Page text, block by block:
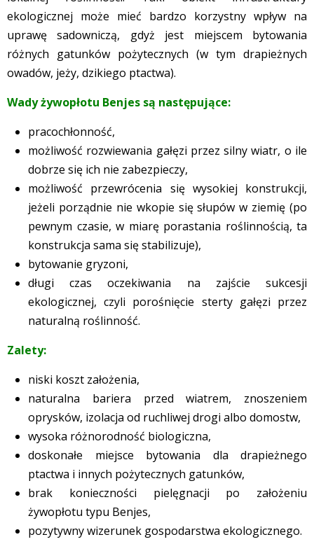
ekologicznej może mieć bardzo korzystny wpływ na
uprawę sadowniczą, gdyż jest miejscem bytowania
różnych gatunków pożytecznych (w tym drapieżnych
owadów, jeży, dzikiego ptactwa).
Wady żywopłotu Benjes są następujące:
pracochłonność,
możliwość rozwiewania gałęzi przez silny wiatr, o ile
dobrze się ich nie zabezpieczy,
możliwość przewrócenia się wysokiej konstrukcji,
jeżeli porządnie nie wkopie się słupów w ziemię (po
pewnym czasie, w miarę porastania roślinnością, ta
konstrukcja sama się stabilizuje),
bytowanie gryzoni,
długi czas oczekiwania na zajście sukcesji
ekologicznej, czyli porośnięcie sterty gałęzi przez
naturalną roślinność.
Zalety:
niski koszt założenia,
naturalna bariera przed wiatrem, znoszeniem
oprysków, izolacja od ruchliwej drogi albo domostw,
wysoka różnorodność biologiczna,
doskonałe miejsce bytowania dla drapieżnego
ptactwa i innych pożytecznych gatunków,
brak konieczności pielęgnacji po założeniu
żywopłotu typu Benjes,
pozytywny wizerunek gospodarstwa ekologicznego.